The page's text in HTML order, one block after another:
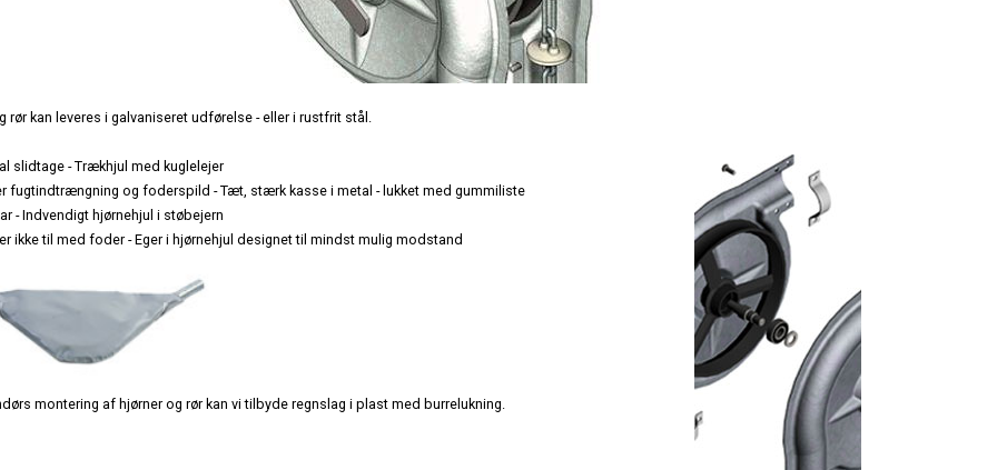
rør kan leveres i galvaniseret udførelse - eller i rustfrit stål.
slidtage - Trækhjul med kuglelejer
fugtindtrængning og foderspild - Tæt, stærk kasse i metal - lukket med gummiliste
- Indvendigt hjørnehjul i støbejern
ikke til med foder - Eger i hjørnehjul designet til mindst mulig modstand
montering af hjørner og rør kan vi tilbyde regnslag i plast med burrelukning.